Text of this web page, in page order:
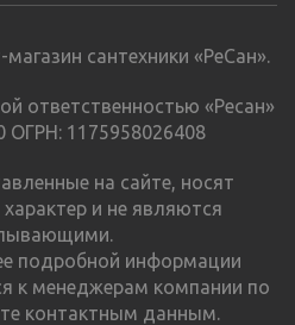
сантехники «РеСан».
ответственностью «Ресан»
ОГРН: 1175958026408
на сайте, носят
и не являются
подробной информации
к менеджерам компании по
контактным данным.